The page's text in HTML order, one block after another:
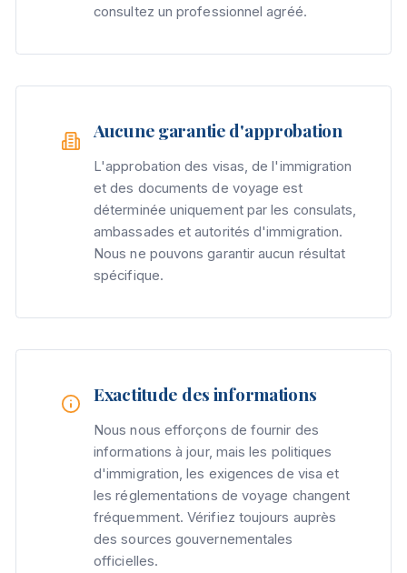
consultez un professionnel agréé.
Aucune garantie d'approbation
L'approbation des visas, de l'immigration
et des documents de voyage est
déterminée uniquement par les consulats,
ambassades et autorités d'immigration.
Nous ne pouvons garantir aucun résultat
spécifique.
Exactitude des informations
Nous nous efforçons de fournir des
informations à jour, mais les politiques
d'immigration, les exigences de visa et
les réglementations de voyage changent
fréquemment. Vérifiez toujours auprès
des sources gouvernementales
officielles.